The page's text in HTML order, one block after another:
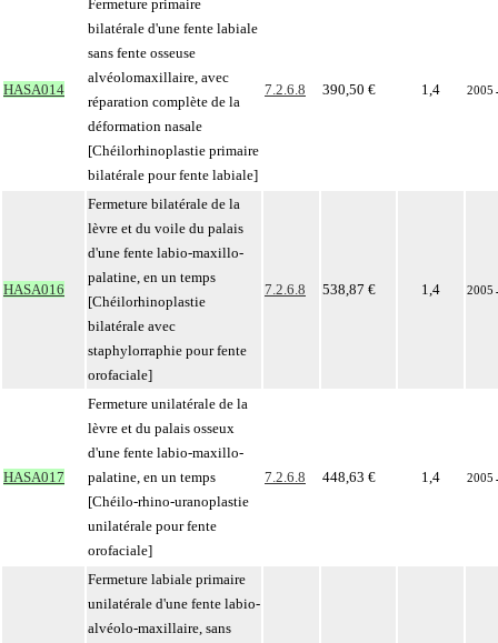
HASA014
Fermeture primaire
bilatérale d'une fente labiale
sans fente osseuse
alvéolomaxillaire, avec
réparation complète de la
déformation nasale
[Chéilorhinoplastie primaire
bilatérale pour fente labiale]
7.2.6.8 390,50 € 1,4 2005
HASA016
Fermeture bilatérale de la
lèvre et du voile du palais
d'une fente labio-maxillo-
palatine, en un temps
[Chéilorhinoplastie
bilatérale avec
staphylorraphie pour fente
orofaciale]
7.2.6.8 538,87 € 1,4 2005
HASA017
Fermeture unilatérale de la
lèvre et du palais osseux
d'une fente labio-maxillo-
palatine, en un temps
[Chéilo-rhino-uranoplastie
unilatérale pour fente
orofaciale]
7.2.6.8 448,63 € 1,4 2005
Fermeture labiale primaire
unilatérale d'une fente labio-
alvéolo-maxillaire, sans